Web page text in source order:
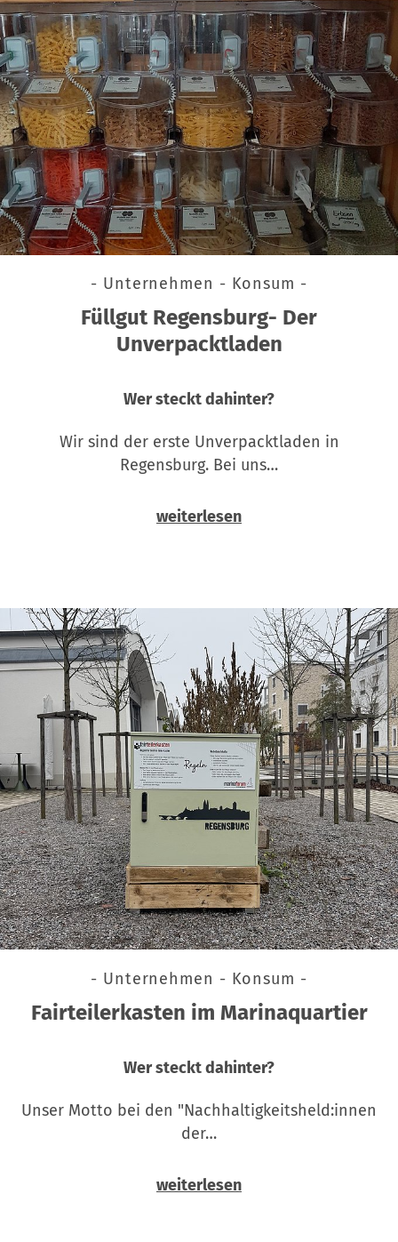
- Unternehmen - Konsum -
Füllgut Regensburg- Der
Unverpacktladen
Wer steckt dahinter?
Wir sind der erste Unverpacktladen in
Regensburg. Bei uns…
weiterlesen
- Unternehmen - Konsum -
Fairteilerkasten im Marinaquartier
Wer steckt dahinter?
Unser Motto bei den "Nachhaltigkeitsheld:innen
der…
weiterlesen